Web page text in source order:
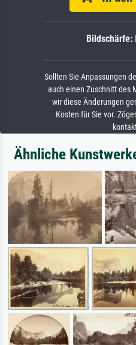
Bildschärfe:
Sollten Sie Anpassungen
auch einen Zuschnitt des
wir diese Änderungen
Kosten für Sie vor.
Ähnliche